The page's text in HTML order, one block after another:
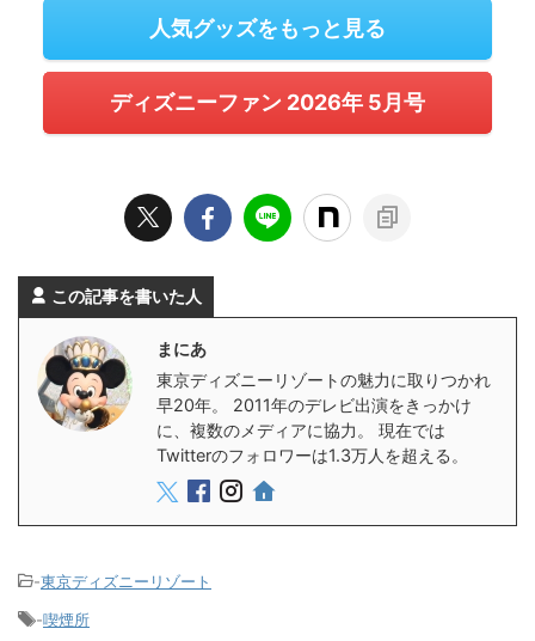
人気グッズをもっと見る
ディズニーファン 2026年 5月号
この記事を書いた人
まにあ
東京ディズニーリゾートの魅力に取りつかれ
早20年。 2011年のデレビ出演をきっかけ
に、複数のメディアに協力。 現在では
Twitterのフォロワーは1.3万人を超える。
-東京ディズニーリゾート
-喫煙所